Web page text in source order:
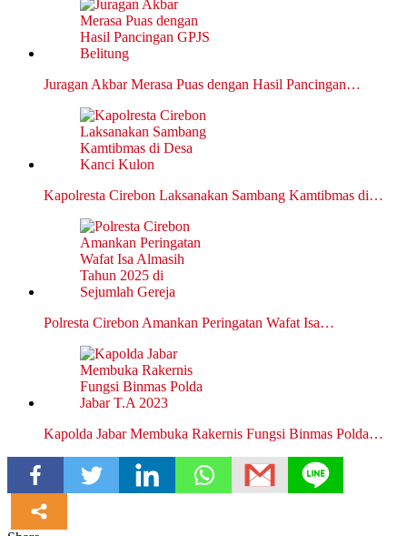
Juragan Akbar Merasa Puas dengan Hasil Pancingan…
Kapolresta Cirebon Laksanakan Sambang Kamtibmas di…
Polresta Cirebon Amankan Peringatan Wafat Isa…
Kapolda Jabar Membuka Rakernis Fungsi Binmas Polda…